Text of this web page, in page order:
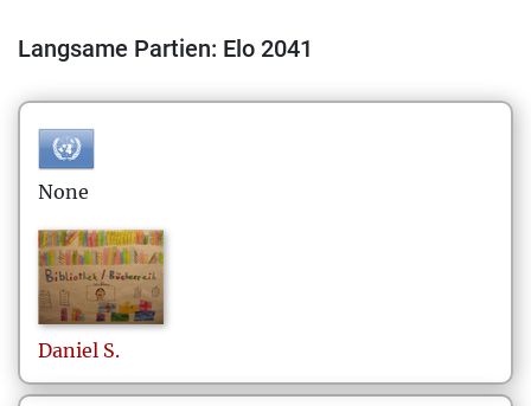
Langsame Partien: Elo 2041
None
Daniel S.